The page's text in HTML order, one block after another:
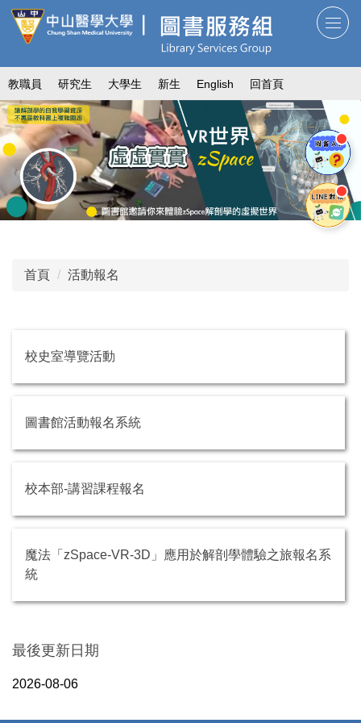
跳
到
要
內
容
區
教職員 研究生 大學生 新生 English 回首頁
首頁 活動報名
校史室導覽活動
圖書館活動報名系統
校本部-講習課程報名
魔法「zSpace-VR-3D」應用於解剖學體驗之旅報名系
統
最後更新日期
2026-08-06